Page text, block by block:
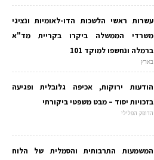
עשרות ראשי הלשכות הדו-לאומיות ונציגי
משרדי הממשלה ביקרו בקריית מד"א
ברמלה ונחשפו למוקד 101
בארץ
הודעות ירוקות, אכיפה גלובלית ופגיעה
בזכויות יסוד – מבט משפטי ביקורתי
הדופק הפלילי
המשמעות התרבותית והסמלית של הלוח